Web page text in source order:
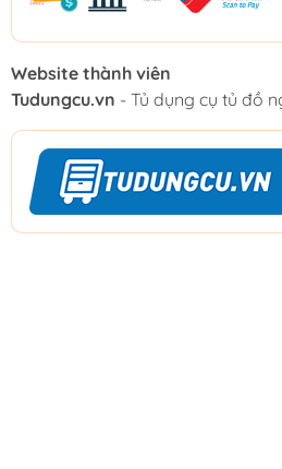
Website thành viên
Tudungcu.vn - Tủ dụng cụ tủ đồ